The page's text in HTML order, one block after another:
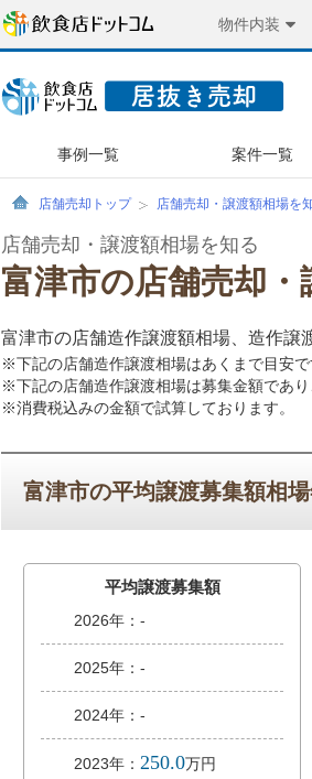
物件内装
事例一覧 案件一覧
店舗売却トップ 店舗売却・譲渡額相場を
店舗売却・譲渡額相場を知る
富津市の店舗売却・
富津市の店舗造作譲渡額相場、造作譲
※下記の店舗造作譲渡相場はあくまで目安で
※下記の店舗造作譲渡相場は募集金額であ
※消費税込みの金額で試算しております。
富津市の平均譲渡募集額相
平均譲渡募集額
2026年：-
2025年：-
2024年：-
2023年： 250.0万円